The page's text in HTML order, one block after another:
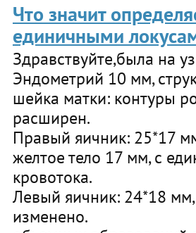
Что значит
единичными
Здравствуйте,была на
Эндометрий 10 мм,
шейка матки: контуры
расширен.
Правый яичник: 25*17
желтое тело 17 мм, с
кровотока.
Левый яичник: 24*18
изменено.